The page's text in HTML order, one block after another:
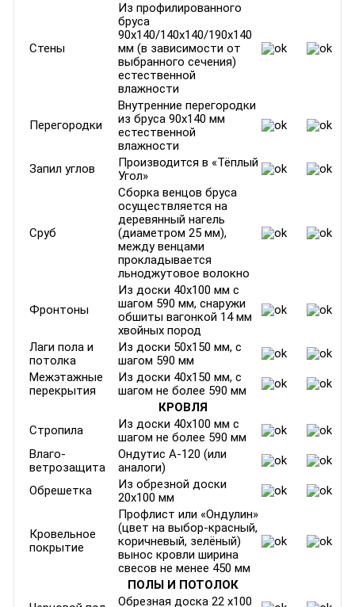
Стены
Из профилированного
бруса
90х140/140х140/190х140
мм (в зависимости от
выбранного сечения)
естественной
влажности
Перегородки
Внутренние перегородки
из бруса 90х140 мм
естественной
влажности
Запил углов
Производится в «Тёплый
Угол»
Сруб
Сборка венцов бруса
осуществляется на
деревянный нагель
(диаметром 25 мм),
между венцами
прокладывается
льноджутовое волокно
Фронтоны
Из доски 40х100 мм с
шагом 590 мм, снаружи
обшиты вагонкой 14 мм
хвойных пород
Лаги пола и
потолка
Из доски 50х150 мм, с
шагом 590 мм
Межэтажные
перекрытия
Из доски 40х150 мм, с
шагом не более 590 мм
КРОВЛЯ
Стропила
Из доски 40х100 мм с
шагом не более 590 мм
Влаго-
ветрозащита
Ондутис А-120 (или
аналоги)
Обрешетка
Из обрезной доски
20х100 мм
Кровельное
покрытие
Профлист или «Ондулин»
(цвет на выбор-красный,
коричневый, зелёный)
вынос кровли ширина
свесов не менее 450 мм
ПОЛЫ И ПОТОЛОК
Обрезная доска 22 х100